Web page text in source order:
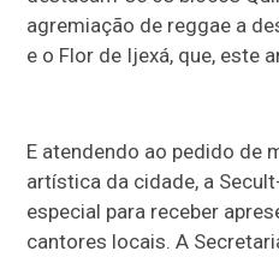
agremiação de reggae a
e o Flor de Ijexá, que, este
E atendendo ao pedido de
artística da cidade, a
especial para receber
cantores locais. A